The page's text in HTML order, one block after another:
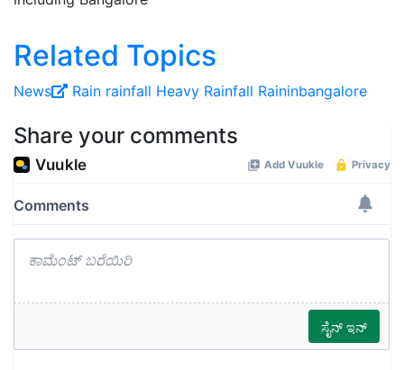
Related Topics
News Rain rainfall Heavy Rainfall Raininbangalore
Share your comments